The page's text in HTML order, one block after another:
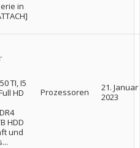
in
TI, I5
HD
HDD
und
Prozessoren
21. Januar
2023